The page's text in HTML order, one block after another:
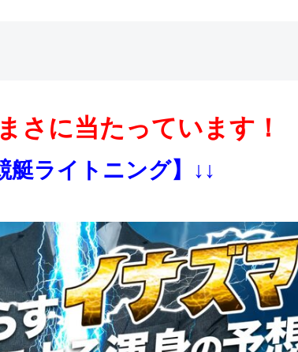
さに当たっています！
艇ライトニング】↓↓